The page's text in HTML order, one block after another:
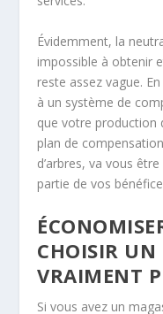
Évidemment, la
impossible à obtenir
reste assez vague.
à un système de
que votre production
plan de
d’arbres, va vous
partie de vos
CHOISIR UN
VRAIMENT
Si vous avez un